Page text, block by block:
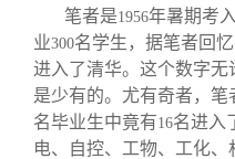
制度法规
联系我们
笔者是1956年暑期考
业300名学生，据笔者回
进入了清华。这个数字
是少有的。尤有奇者，笔
名毕业生中竟有16名进入
电、自控、工物、工化